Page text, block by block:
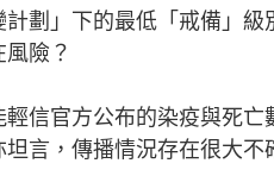
劃」下的最低「戒備」
險？
官方公布的染疫與死亡
言，傳播情況存在很大